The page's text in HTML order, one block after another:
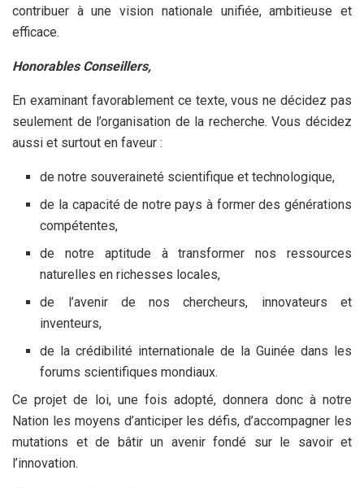
contribuer à une vision nationale unifiée, ambitieuse et
efficace.
Honorables Conseillers,
En examinant favorablement ce texte, vous ne décidez pas
seulement de l’organisation de la recherche. Vous décidez
aussi et surtout en faveur :
de notre souveraineté scientifique et technologique,
de la capacité de notre pays à former des générations
compétentes,
de notre aptitude à transformer nos ressources
naturelles en richesses locales,
de l’avenir de nos chercheurs, innovateurs et
inventeurs,
de la crédibilité internationale de la Guinée dans les
forums scientifiques mondiaux.
Ce projet de loi, une fois adopté, donnera donc à notre
Nation les moyens d’anticiper les défis, d’accompagner les
mutations et de bâtir un avenir fondé sur le savoir et
l’innovation.